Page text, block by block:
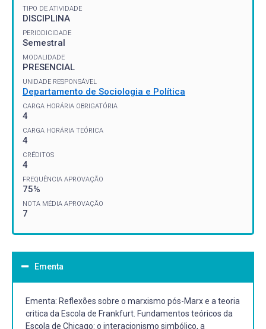
TIPO DE ATIVIDADE
DISCIPLINA
PERIODICIDADE
Semestral
MODALIDADE
PRESENCIAL
UNIDADE RESPONSÁVEL
Departamento de Sociologia e Política
CARGA HORÁRIA OBRIGATÓRIA
4
CARGA HORÁRIA TEÓRICA
4
CRÉDITOS
4
FREQUÊNCIA APROVAÇÃO
75%
NOTA MÉDIA APROVAÇÃO
7
Ementa
Ementa: Reflexões sobre o marxismo pós-Marx e a teoria
critica da Escola de Frankfurt. Fundamentos teóricos da
Escola de Chicago: o interacionismo simbólico, a